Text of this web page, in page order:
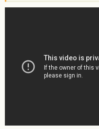
Короче жужжит ли ЭУР? И